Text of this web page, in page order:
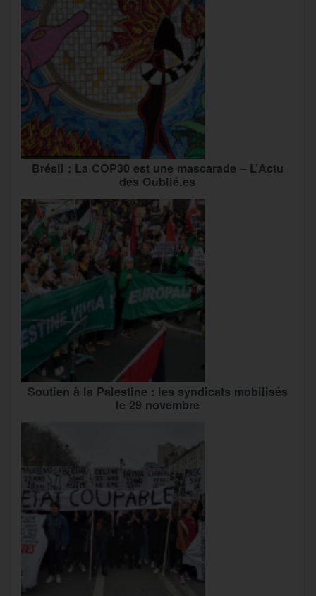
Brésil : La COP30 est une mascarade – L’Actu
des Oublié.es
Soutien à la Palestine : les syndicats mobilisés
le 29 novembre